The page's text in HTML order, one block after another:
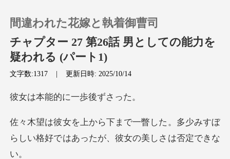
チャージ
閲覧履歴
間違われた花嫁と執着御曹司
チャプター 27 第26話 男としての能力を
疑われる (パート1)
文字数:1317 |更新日時: 2025/10/14
的に一歩後
した。多少みすぼ
らしい格好ではあ